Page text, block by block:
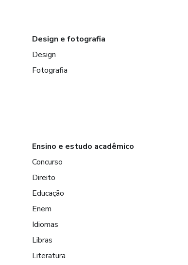
Design e fotografia
Design
Fotografia
Ensino e estudo acadêmico
Concurso
Direito
Educação
Enem
Idiomas
Libras
Literatura